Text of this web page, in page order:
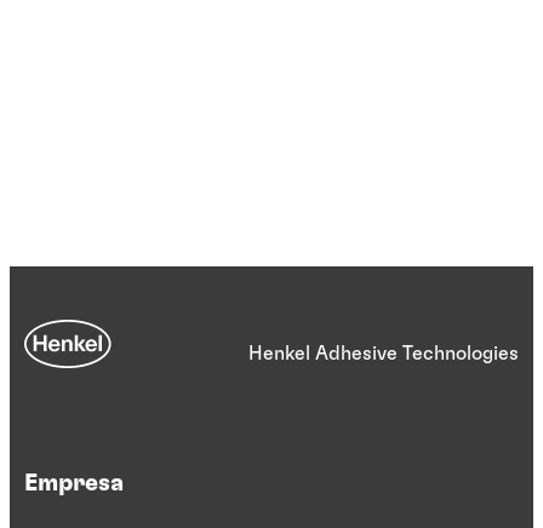
Henkel Adhesive Technologies
Empresa